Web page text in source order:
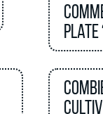
plate